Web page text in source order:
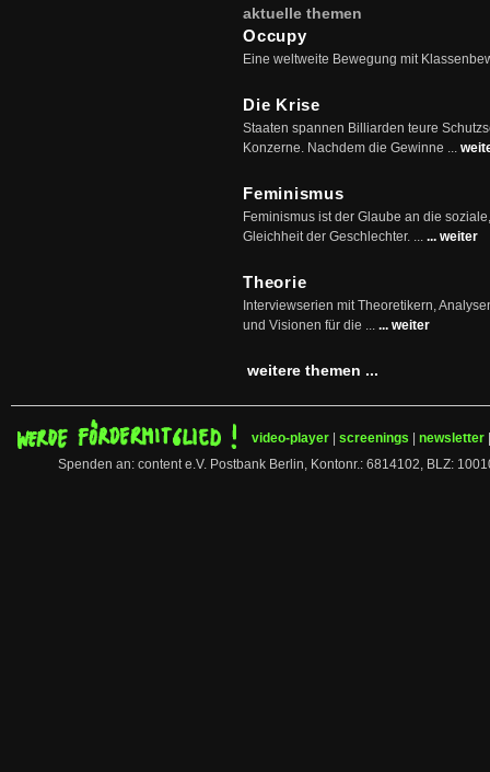
aktuelle themen
Occupy
Eine weltweite Bewegung mit
Die Krise
Staaten spannen Billiarden teure
Konzerne. Nachdem die Gewinne ...
Feminismus
Feminismus ist der Glaube an die
Gleichheit der Geschlechter. ... ... weiter
Theorie
Interviewserien mit Theoretikern,
und Visionen für die ... ... weiter
weitere themen ...
video-player screenings newsletter
Spenden an: content e.V. Postbank Berlin, Kontonr.: 6814102, BLZ: